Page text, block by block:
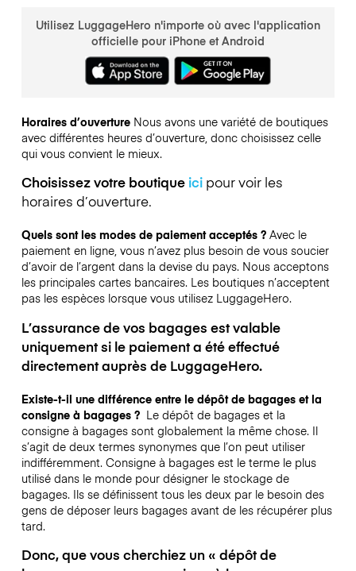
Utilisez LuggageHero n'importe où avec l'application
officielle pour iPhone et Android
Horaires d’ouverture Nous avons une variété de boutiques
avec différentes heures d’ouverture, donc choisissez celle
qui vous convient le mieux.
Choisissez votre boutique icipour voir les
horaires d’ouverture.
Quels sont les modes de paiement acceptés ? Avec le
paiement en ligne, vous n’avez plus besoin de vous soucier
d’avoir de l’argent dans la devise du pays. Nous acceptons
les principales cartes bancaires. Les boutiques n’acceptent
pas les espèces lorsque vous utilisez LuggageHero.
L’assurance de vos bagages est valable
uniquement si le paiement a été effectué
directement auprès de LuggageHero.
Existe-t-il une différence entre le dépôt de bagages et la
consigne à bagages ? Le dépôt de bagages et la
consigne à bagages sont globalement la même chose. Il
s’agit de deux termes synonymes que l’on peut utiliser
indifféremment. Consigne à bagages est le terme le plus
utilisé dans le monde pour désigner le stockage de
bagages. Ils se définissent tous les deux par le besoin des
gens de déposer leurs bagages avant de les récupérer plus
tard.
Donc, que vous cherchiez un « dépôt de